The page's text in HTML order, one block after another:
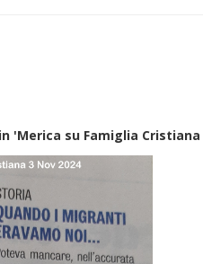
'Merica su Famiglia Cristiana